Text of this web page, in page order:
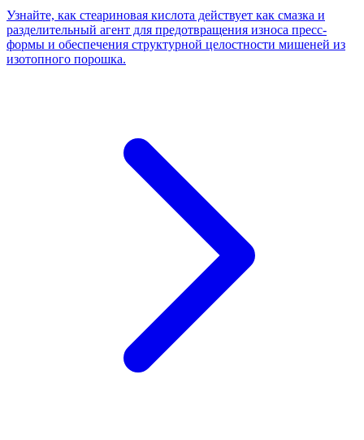
Узнайте, как стеариновая кислота действует как смазка и
разделительный агент для предотвращения износа пресс-
формы и обеспечения структурной целостности мишеней из
изотопного порошка.